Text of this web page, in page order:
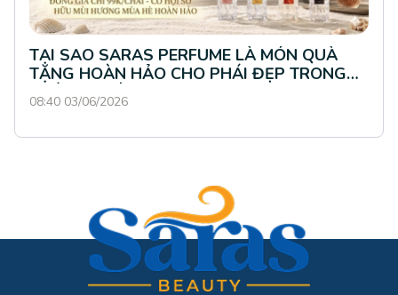
TẠI SAO SARAS PERFUME LÀ MÓN QUÀ
TẶNG HOÀN HẢO CHO PHÁI ĐẸP TRONG
THÁNG 4 NÀY?
08:40 03/06/2026